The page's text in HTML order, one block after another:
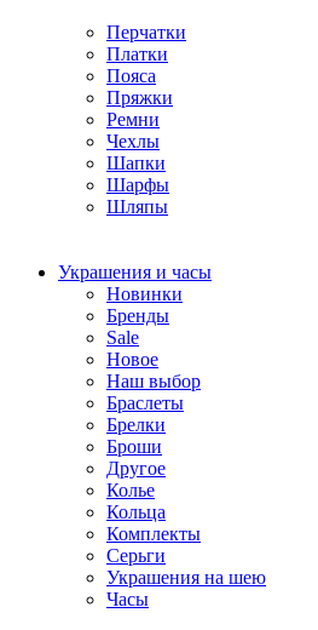
Перчатки
Платки
Пояса
Пряжки
Ремни
Чехлы
Шапки
Шарфы
Шляпы
Украшения и часы
Новинки
Бренды
Sale
Новое
Наш выбор
Браслеты
Брелки
Броши
Другое
Колье
Кольца
Комплекты
Серьги
Украшения на шею
Часы